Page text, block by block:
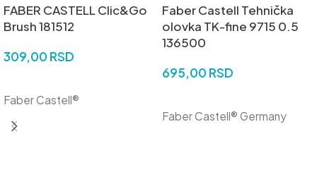
FABER CASTELL Clic&Go
Brush 181512
309,00 RSD
Faber Castell®
Faber Castell Tehnička
olovka TK-fine 9715 0.5
136500
695,00 RSD
Faber Castell® Germany